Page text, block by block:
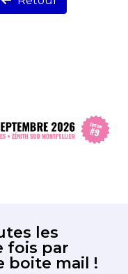
les
fois par
boite mail !